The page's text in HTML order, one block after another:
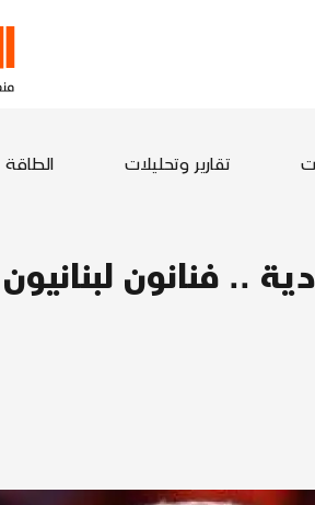
تقارير وتحليلات الطاقة
.. فنانون